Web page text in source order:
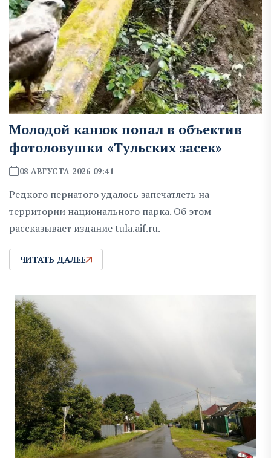
Молодой канюк попал в объектив
фотоловушки «Тульских засек»
08 АВГУСТА 2026 09:41
Редкого пернатого удалось запечатлеть на
территории национального парка. Об этом
рассказывает издание tula.aif.ru.
ЧИТАТЬ ДАЛЕЕ